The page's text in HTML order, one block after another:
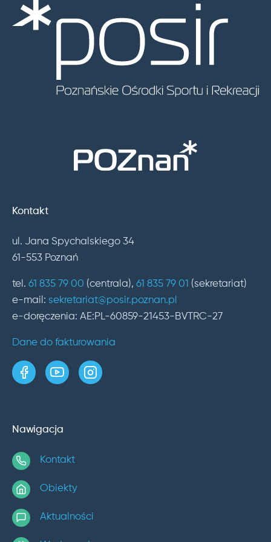
Kontakt
ul. Jana Spychalskiego 34
61-553 Poznań
tel. 61 835 79 00 (centrala), 61 835 79 01 (sekretariat)
e-mail: sekretariat@posir.poznan.pl
e-doręczenia: AE:PL-60859-21453-BVTRC-27
Dane do fakturowania
strona w serwisie Facebook
kanał w serwisie YouTube
profil w serwisie Instagram
Nawigacja
Kontakt
Obiekty
Aktualności